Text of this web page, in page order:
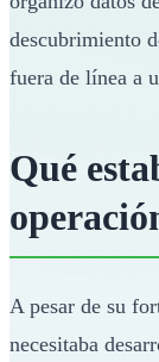
descubrimiento
fuera de línea a
Qué
A pesar de su
necesitaba